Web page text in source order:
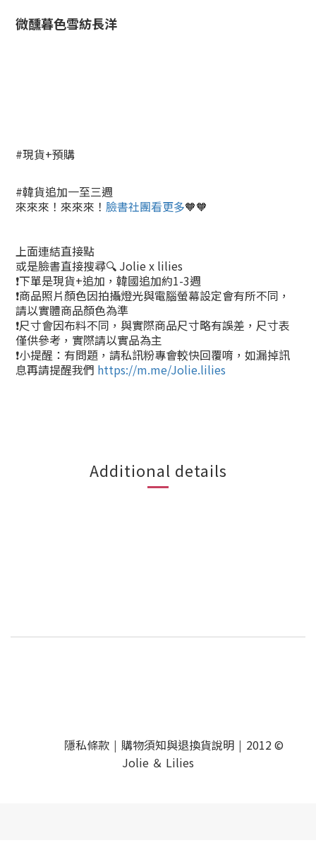
微醺暮色雪紡長洋
#現貨+預購
#韓貨追加一至三週
來來來！來來來！ 臉書社團看更多🧡🧡
上面連結直接點
或是臉書直接搜尋🔍 Jolie x lilies
❗下單是現貨+追加，韓國追加約1-3週
❗商品照片顏色因拍攝燈光與電腦螢幕設定會有所不同，
請以實體商品顏色為準
❗尺寸會因布料不同，與實際商品尺寸略有誤差，尺寸表
僅供參考，實際請以實品為主
❗小提醒：有問題，請私訊粉專會較快回覆唷，如漏掉訊
息再請提醒我們 https://m.me/Jolie.lilies
Additional details
隱私條款 | 購物須知與退換貨說明| 2012 ©
Jolie ＆ Lilies